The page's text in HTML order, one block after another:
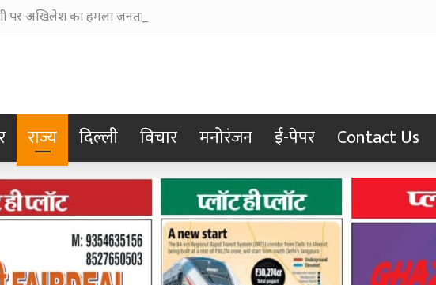
पर अखिलेश का हमला जनता के टैक्स से अपनी छवि चमकाने में किया खर्च
राज्य दिल्ली विचार मनोरंजन ई-पेपर Contact Us